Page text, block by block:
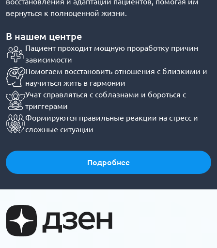
вернуться к полноценной жизни.
В нашем центре
Пациент проходит мощную проработку причин
зависимости
Помогаем восстановить отношения с близкими и
научиться жить в гармонии
Учат справляться с соблазнами и бороться с
триггерами
Формируются правильные реакции на стресс и
сложные ситуации
Подробнее